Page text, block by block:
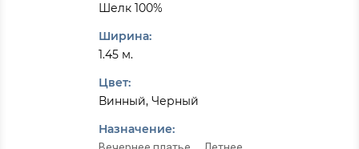
Шелк 100%
Ширина:
1.45 м.
Цвет:
Винный, Черный
Назначение: